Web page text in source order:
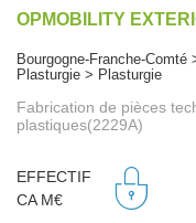
OPMOBILITY
Bourgogne-Franche-
Plasturgie > Plasturgie
Fabrication de pièces
plastiques(2229A)
EFFECTIF
CA M€